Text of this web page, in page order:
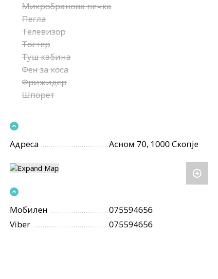
Микробранова печка
Пегла
Телевизор
Тостер
Туш кабина
Фен за коса
Фрижидер
Шпорет
Адреса Асном 70, 1000 Скопје
Мобилен
075594656
Viber
075594656